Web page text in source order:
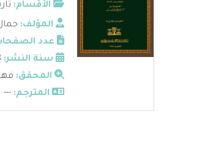
الأقسام:
المؤلف:
عدد
سنة النشر:
المحقق:
المترجم: ---